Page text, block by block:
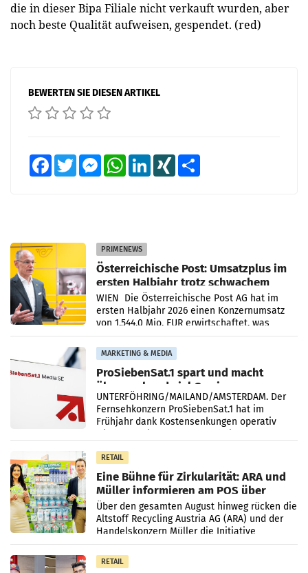
die in dieser Bipa Filiale nicht verkauft wurden, aber
noch beste Qualität aufweisen, gespendet. (red)
BEWERTEN SIE DIESEN ARTIKEL
FacebookTwitter MessengerWhatsAppLinkedInXING
PRIMENEWS
Österreichische Post: Umsatzplus im
ersten Halbjahr trotz schwachem
Briefgeschäft
WIEN Die Österreichische Post AG hat im
ersten Halbjahr 2026 einen Konzernumsatz
von 1.544,0 Mio. EUR erwirtschaftet, was
einem Plus von 3,8 Prozent gegenüber dem
Vergleichszeitraum
MARKETING & MEDIA
ProSiebenSat.1 spart und macht
überraschend viel Gewinn
UNTERFÖHRING/MAILAND/AMSTERDAM. Der
Fernsehkonzern ProSiebenSat.1 hat im
Frühjahr dank Kostensenkungen operativ
RETAIL
Eine Bühne für Zirkularität: ARA und
Müller informieren am POS über
Kreislauffähigkeit
Über den gesamten August hinweg rücken die
Altstoff Recycling Austria AG (ARA) und der
Handelskonzern Müller die Initiative
„Kreislauf-Helden“ in allen österreichischen
Müller-Filialen
RETAIL